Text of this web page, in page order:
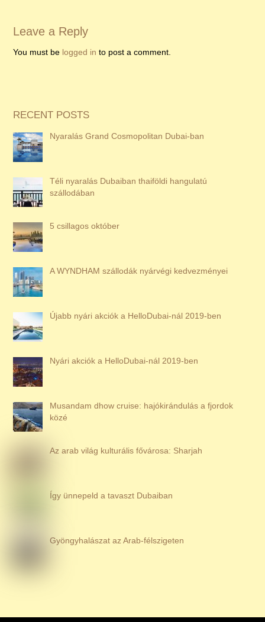
Leave a Reply
You must be logged in to post a comment.
RECENT POSTS
Nyaralás Grand Cosmopolitan Dubai-ban
Téli nyaralás Dubaiban thaiföldi hangulatú
szállodában
5 csillagos október
A WYNDHAM szállodák nyárvégi kedvezményei
Újabb nyári akciók a HelloDubai-nál 2019-ben
Nyári akciók a HelloDubai-nál 2019-ben
Musandam dhow cruise: hajókirándulás a fjordok
közé
Az arab világ kulturális fővárosa: Sharjah
Így ünnepeld a tavaszt Dubaiban
Gyöngyhalászat az Arab-félszigeten